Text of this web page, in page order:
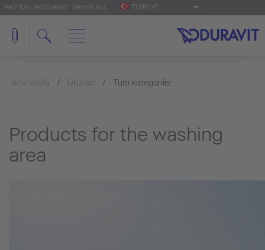
'PRO' IÇIN: PRO.DURAVIT BIR BAYI BUL TÜRKIYE
Ana sayfa Ürünler Tüm kategoriler
Products for the washing
area